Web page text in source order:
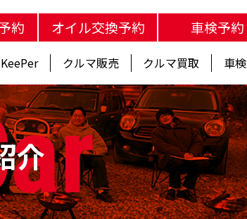
約 オイル交換予約 車検予約
KeePer クルマ販売 クルマ買取 車検
介